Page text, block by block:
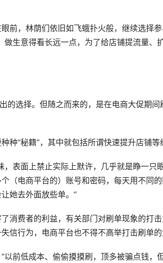
前，林荫们依旧如飞蛾扑火般，继续选择
做生意得看长远一点，为了给店铺提流量、
的选择。但随之而来的，是在电商大促期
种“秘籍”，其中就包括所谓快速提升店铺等
表面上禁止实际上默许，几乎就是睁一只
（电商平台的）账号和密码，每天用不同
她去外面放些单。”
消费者的利益，有关部门对刷单现象的打
信行为，电商平台也不得不高举打击刷单的
以前低成本、偷偷摸摸刷，顶多被骗点钱，